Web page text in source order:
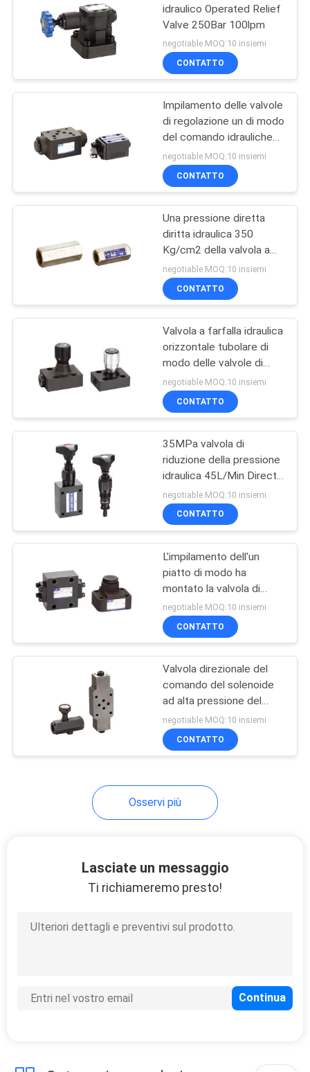
CITAZIONE
Strumenti ed
attrezzature di
agricoltura
azionamento
idraulico
parti
dell'ammortizzatore
Valvole di
regolazione
idrauliche
Elemento di
sigillamento
Parti delle
polveri
idraulico Operated Relief
Valve 250Bar 100lpm
negotiable MOQ:10 insiemi
CONTATTO
Impilamento delle valvole
di regolazione un di modo
del comando idrauliche
della valvola di ritenuta
126L/Min
negotiable MOQ:10 insiemi
CONTATTO
Una pressione diretta
diritta idraulica 350
Kg/cm2 della valvola a
farfalla di modo
negotiable MOQ:10 insiemi
CONTATTO
Valvola a farfalla idraulica
orizzontale tubolare di
modo delle valvole di
regolazione del solenoide
10MPa NBR uno
negotiable MOQ:10 insiemi
CONTATTO
35MPa valvola di
riduzione della pressione
idraulica 45L/Min Direct
Relief Valve
negotiable MOQ:10 insiemi
CONTATTO
L'impilamento dell'un
piatto di modo ha
montato la valvola di
globo idraulica del
comando 126L/Min
negotiable MOQ:10 insiemi
CONTATTO
Valvola direzionale del
comando del solenoide
ad alta pressione del
controllo per i trattori
negotiable MOQ:10 insiemi
CONTATTO
Osservi più
Lasciate un messaggio
Ti richiameremo presto!